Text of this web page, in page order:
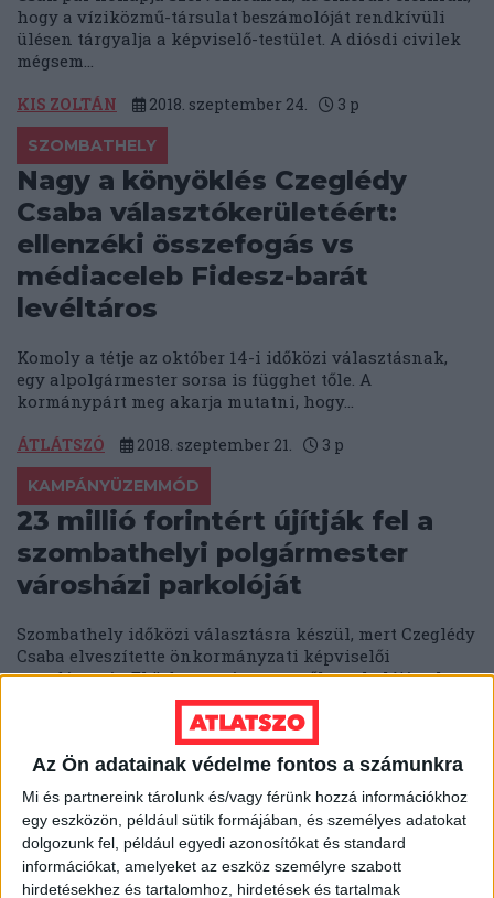
Az Ön adatainak védelme fontos a számunkra
Mi és partnereink tárolunk és/vagy férünk hozzá információkhoz
egy eszközön, például sütik formájában, és személyes adatokat
dolgozunk fel, például egyedi azonosítókat és standard
információkat, amelyeket az eszköz személyre szabott
hirdetésekhez és tartalomhoz, hirdetések és tartalmak
hogy a víziközmű-társulat beszámolóját rendkívüli
ülésen tárgyalja a képviselő-testület. A diósdi civilek
mégsem...
KIS ZOLTÁN 2018. szeptember 24. 3 p
SZOMBATHELY
Nagy a könyöklés Czeglédy
Csaba választókerületéért:
ellenzéki összefogás vs
médiaceleb Fidesz-barát
levéltáros
Komoly a tétje az október 14-i időközi választásnak,
egy alpolgármester sorsa is függhet tőle. A
kormánypárt meg akarja mutatni, hogy...
ÁTLÁTSZÓ 2018. szeptember 21. 3 p
KAMPÁNYÜZEMMÓD
23 millió forintért újítják fel a
szombathelyi polgármester
városházi parkolóját
Szombathely időközi választásra készül, mert Czeglédy
Csaba elveszítette önkormányzati képviselői
mandátumát. Eközben a városvezetők parkolójának
felújítására 23 millió forintot költenek....
2018. szeptember 20.
Kiakadt a Veritas Intézetre
vonatkozó kérdésünkön a
Szegedi Tudományegyetem